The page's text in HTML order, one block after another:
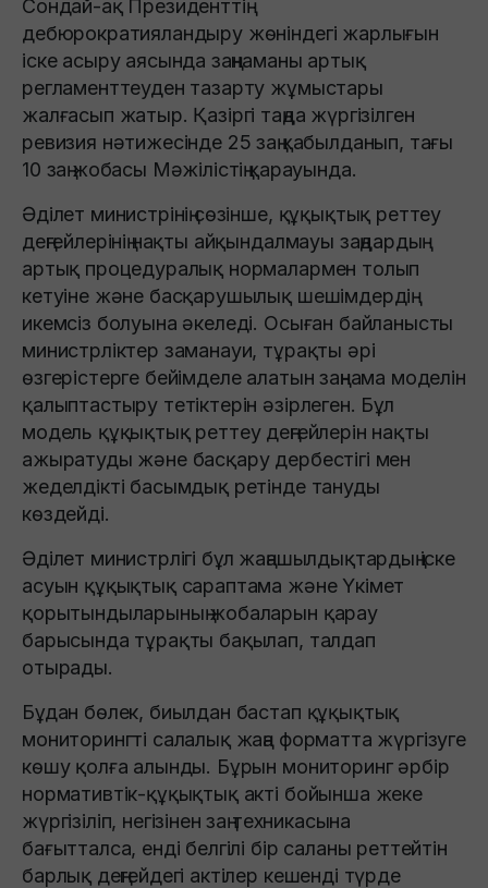
Сондай-ақ Президенттің
дебюрократияландыру жөніндегі жарлығын
іске асыру аясында заңнаманы артық
регламенттеуден тазарту жұмыстары
жалғасып жатыр. Қазіргі таңда жүргізілген
ревизия нәтижесінде 25 заң қабылданып, тағы
10 заң жобасы Мәжілістің қарауында.
Әділет министрінің сөзінше, құқықтық реттеу
деңгейлерінің нақты айқындалмауы заңдардың
артық процедуралық нормалармен толып
кетуіне және басқарушылық шешімдердің
икемсіз болуына әкеледі. Осыған байланысты
министрліктер заманауи, тұрақты әрі
өзгерістерге бейімделе алатын заңнама моделін
қалыптастыру тетіктерін әзірлеген. Бұл
модель құқықтық реттеу деңгейлерін нақты
ажыратуды және басқару дербестігі мен
жеделдікті басымдық ретінде тануды
көздейді.
Әділет министрлігі бұл жаңашылдықтардың іске
асуын құқықтық сараптама және Үкімет
қорытындыларының жобаларын қарау
барысында тұрақты бақылап, талдап
отырады.
Бұдан бөлек, биылдан бастап құқықтық
мониторингті салалық жаңа форматта жүргізуге
көшу қолға алынды. Бұрын мониторинг әрбір
нормативтік-құқықтық акті бойынша жеке
жүргізіліп, негізінен заң техникасына
бағытталса, енді белгілі бір саланы реттейтін
барлық деңгейдегі актілер кешенді түрде